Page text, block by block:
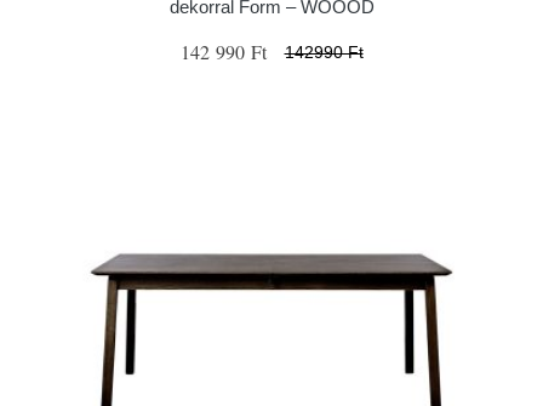
dekorral Form – WOOOD
142 990 Ft 142990 Ft